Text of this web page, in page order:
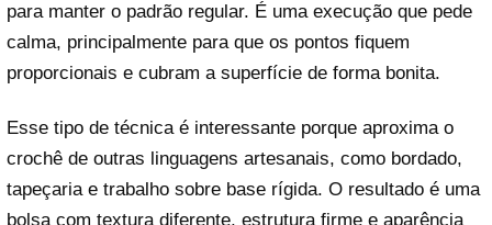
para manter o padrão regular. É uma execução que pede
calma, principalmente para que os pontos fiquem
proporcionais e cubram a superfície de forma bonita.
Esse tipo de técnica é interessante porque aproxima o
crochê de outras linguagens artesanais, como bordado,
tapeçaria e trabalho sobre base rígida. O resultado é uma
bolsa com textura diferente, estrutura firme e aparência